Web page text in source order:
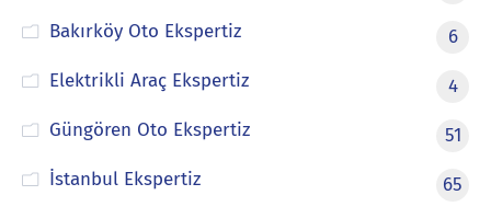
Bakırköy Oto Ekspertiz
6
Elektrikli Araç Ekspertiz
4
Güngören Oto Ekspertiz
51
İstanbul Ekspertiz
65